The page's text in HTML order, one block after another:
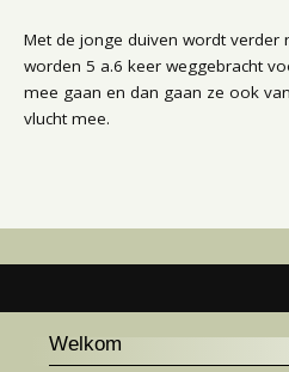
Met de jonge duiven wordt verder
worden 5 a.6 keer weggebracht
mee gaan en dan gaan ze ook
vlucht mee.
Welkom